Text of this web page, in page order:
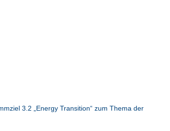
3.2 „Energy Transition“ zum Thema der